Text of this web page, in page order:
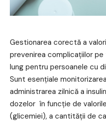
Gestionarea corectă a
prevenirea complicațiilor
lung pentru persoanele cu
Sunt esențiale
administrarea zilnică a
dozelor în funcție de
(glicemiei), a cantității de